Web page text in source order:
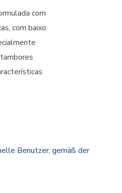
com
com baixo
Benutzer, gemäß der